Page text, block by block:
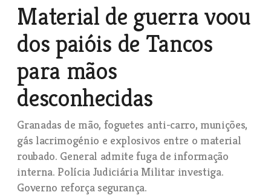
Material de guerra voou
dos paióis de Tancos
para mãos
desconhecidas
Granadas de mão, foguetes anti-carro, munições,
gás lacrimogénio e explosivos entre o material
roubado. General admite fuga de informação
interna. Polícia Judiciária Militar investiga.
Governo reforça segurança.